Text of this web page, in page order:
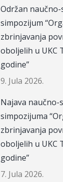
Održan
simpozijum
zbrinjavanja
oboljelih u UKC
godine”
9. Jula 2026.
Najava
simpozijuma
zbrinjavanja
oboljelih u UKC
godine”
7. Jula 2026.